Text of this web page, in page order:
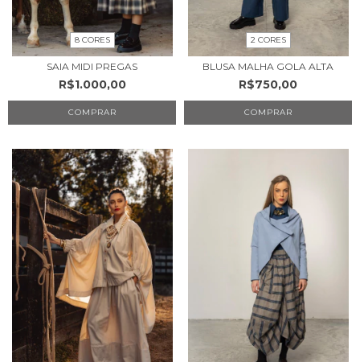
8 CORES
SAIA MIDI PREGAS
R$1.000,00
COMPRAR
2 CORES
BLUSA MALHA GOLA ALTA
R$750,00
COMPRAR